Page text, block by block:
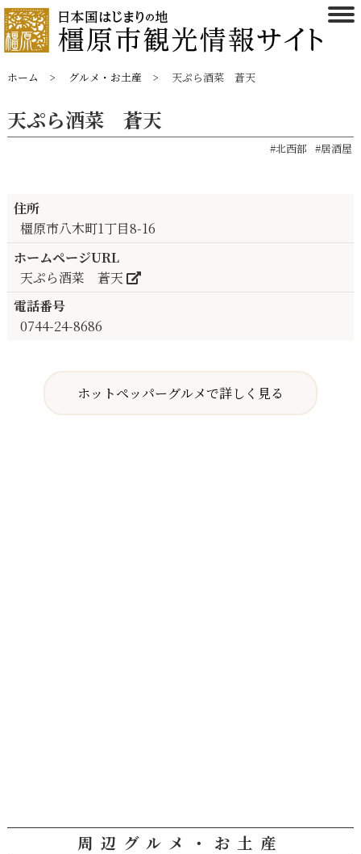
ホーム グルメ・お土産 天ぷら酒菜 蒼天
天ぷら酒菜 蒼天
#北西部 #居酒屋
住所
橿原市八木町1丁目8-16
ホームページURL
天ぷら酒菜 蒼天
電話番号
0744-24-8686
ホットペッパーグルメで詳しく見る
周辺グルメ・お土産